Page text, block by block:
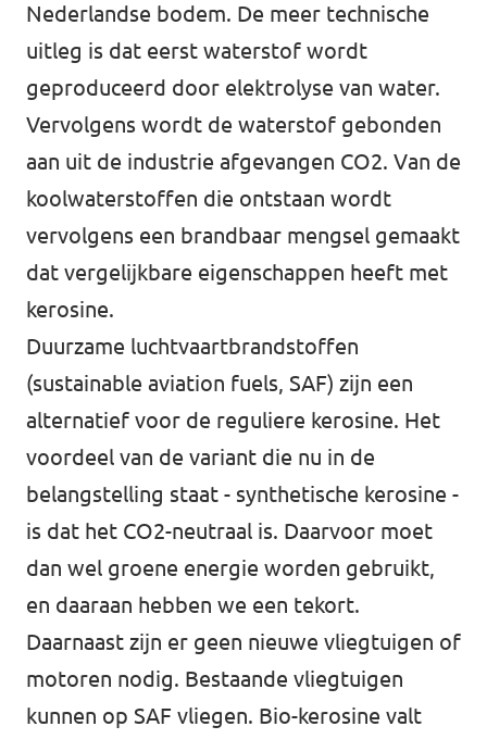
Nederlandse bodem. De meer technische
uitleg is dat eerst waterstof wordt
geproduceerd door elektrolyse van water.
Vervolgens wordt de waterstof gebonden
aan uit de industrie afgevangen CO2. Van de
koolwaterstoffen die ontstaan wordt
vervolgens een brandbaar mengsel gemaakt
dat vergelijkbare eigenschappen heeft met
kerosine.
Duurzame luchtvaartbrandstoffen
(sustainable aviation fuels, SAF) zijn een
alternatief voor de reguliere kerosine. Het
voordeel van de variant die nu in de
belangstelling staat - synthetische kerosine -
is dat het CO2-neutraal is. Daarvoor moet
dan wel groene energie worden gebruikt,
en daaraan hebben we een tekort.
Daarnaast zijn er geen nieuwe vliegtuigen of
motoren nodig. Bestaande vliegtuigen
kunnen op SAF vliegen. Bio-kerosine valt